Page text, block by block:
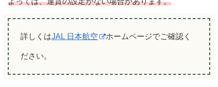
詳しくはJAL 日本航空 ホームページでご確認く
ださい。